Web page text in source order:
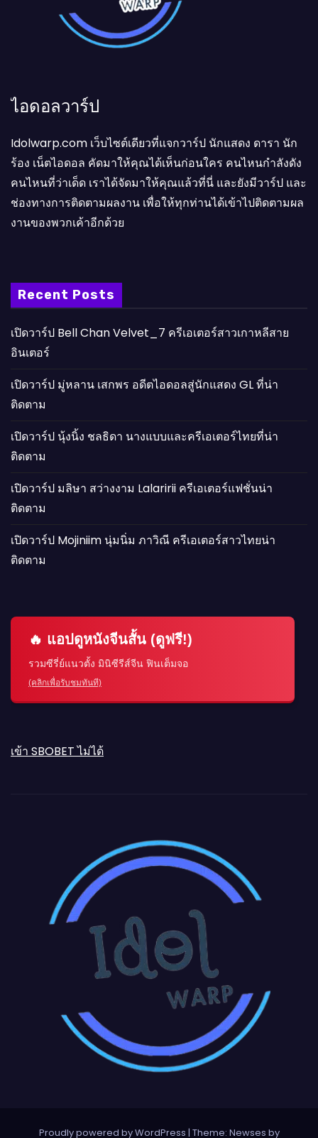
ไอดอลวาร์ป
Idolwarp.com เว็บไซต์เดียวที่แจกวาร์ป นักแสดง ดารา นัก
ร้อง เน็ตไอดอล คัดมาให้คุณได้เห็นก่อนใคร คนไหนกำลังดัง
คนไหนที่ว่าเด็ด เราได้จัดมาให้คุณแล้วที่นี่ และยังมีวาร์ป และ
ช่องทางการติดตามผลงาน เพื่อให้ทุกท่านได้เข้าไปติดตามผล
งานของพวกเค้าอีกด้วย
Recent Posts
เปิดวาร์ป Bell Chan Velvet_7 ครีเอเตอร์สาวเกาหลีสาย
อินเตอร์
เปิดวาร์ป มู่หลาน เสกพร อดีตไอดอลสู่นักแสดง GL ที่น่า
ติดตาม
เปิดวาร์ป นุ้งนิ้ง ชลธิดา นางแบบและครีเอเตอร์ไทยที่น่า
ติดตาม
เปิดวาร์ป มลิษา สว่างงาม Lalaririi ครีเอเตอร์แฟชั่นน่า
ติดตาม
เปิดวาร์ป Mojiniim นุ่มนิ่ม ภาวิณี ครีเอเตอร์สาวไทยน่า
ติดตาม
🔥 แอปดูหนังจีนสั้น (ดูฟรี!)
รวมซีรี่ย์แนวตั้ง มินิซีรีส์จีน ฟินเต็มจอ
(คลิกเพื่อรับชมทันที)
เข้า SBOBET ไม่ได้
Proudly powered by WordPress | Theme: Newses by